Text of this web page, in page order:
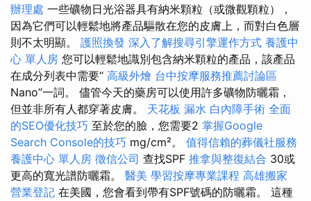
辦理處 一些礦物日光浴器具有納米顆粒（或微觀顆粒），
因為它們可以輕鬆地將產品驅散在您的皮膚上，而對白色層
則不太明顯。 護照換發 深入了解搜尋引擎運作方式 養護中
心 單人房 您可以輕鬆地識別包含納米顆粒的產品，該產品
在成分列表中需要“ 高級外燴 台中按摩服務推薦討論區
Nano”一詞。 儘管今天的藥房可以使用許多礦物防曬霜，
但並非所有人都穿著皮膚。 天花板 漏水 白內障手術 全面
的SEO優化技巧 至於您的臉，您需要2 掌握Google
Search Console的技巧 mg/cm²。 值得信賴的葬儀社服務
養護中心 單人房 徵信公司 查找SPF 推拿與整復結合 30或
更高的寬光譜防曬霜。 醫美 學習按摩專業課程 高雄搬家
營業登記 在美國，您會看到帶有SPF號碼的防曬霜。 這種